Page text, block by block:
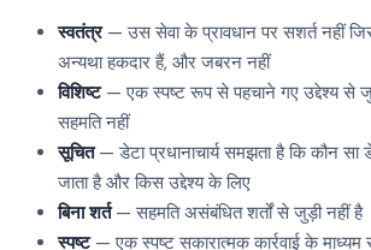
स्वतंत्र— उस सेवा के प्रावधान पर सशर्त नहीं
अन्यथा हकदार हैं, और जबरन नहीं
विशिष्ट— एक स्पष्ट रूप से पहचाने गए उद्देश्य से
सहमति नहीं
सूचित— डेटा प्रधानाचार्य समझता है कि कौन सा
जाता है और किस उद्देश्य के लिए
बिना शर्त— सहमति असंबंधित शर्तों से जुड़ी नहीं है
स्पष्ट— एक स्पष्ट सकारात्मक कार्रवाई के माध्यम